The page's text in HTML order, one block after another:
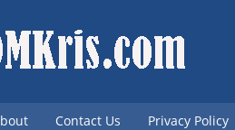
Contact Us Privacy Policy